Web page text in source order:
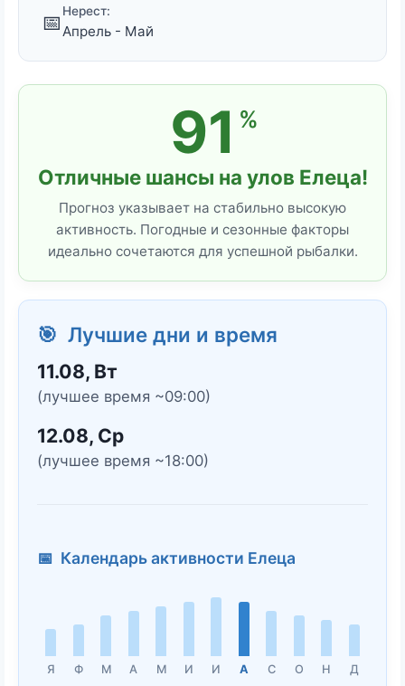
📅 Нерест:
Апрель - Май
91 %
Отличные шансы на улов Елеца!
Прогноз указывает на стабильно высокую
активность. Погодные и сезонные факторы
идеально сочетаются для успешной рыбалки.
🎯 Лучшие дни и время
11.08, Вт
(лучшее время ~09:00)
12.08, Ср
(лучшее время ~18:00)
📅 Календарь активности Елеца
Я Ф М А М И И А С О Н Д